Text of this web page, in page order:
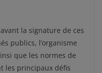
la signature de ces
publics, l’organisme
que les normes de
les principaux défis